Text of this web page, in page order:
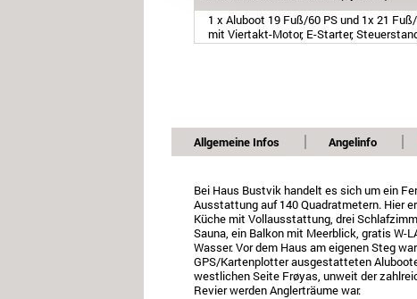
1 x Aluboot 19 Fuß/60 PS und 1x 21
mit Viertakt-Motor, E-Starter,
Allgemeine Infos Angelinfo
Bei Haus Bustvik handelt es sich um ein
Ausstattung auf 140 Quadratmetern. Hier
Küche mit Vollausstattung, drei
Sauna, ein Balkon mit Meerblick, gratis W-
Wasser. Vor dem Haus am eigenen Steg
GPS/Kartenplotter ausgestatteten
westlichen Seite Frøyas, unweit der
Revier werden Anglerträume war.